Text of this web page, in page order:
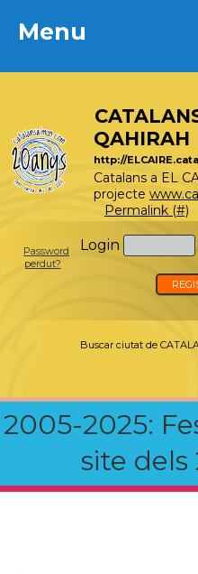
Menu
QAHIRAH
http://
Catalans a EL
projecte
Permalink (#)
Login
Password
perdut?
Buscar ciutat de
2005-2025:
site dels
Menu